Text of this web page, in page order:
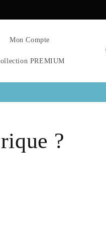
Mon Compte
PREMIUM
?